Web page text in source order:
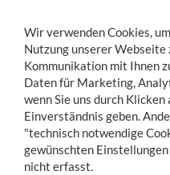
Toggle
navigation
MENÜ
Sie sind hier: Transportwagen
Wir verwenden Cookies,
Nutzung unserer Webseite
Kommunikation mit Ihnen
Daten für Marketing,
wenn Sie uns durch
Einverständnis geben.
"technisch notwendige
gewünschten
nicht erfasst.